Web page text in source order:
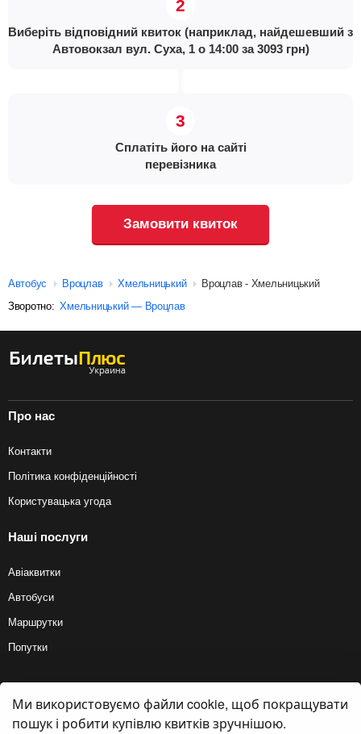
Виберіть відповідний квиток (наприклад, найдешевший з
Автовокзал вул. Суха, 1 о 14:00 за 3093 грн)
Сплатіть його на сайті
перевізника
Замовити квиток
Автобус Вроцлав Хмельницький
Вроцлав - Хмельницький
Зворотно: Хмельницький — Вроцлав
Про нас
Контакти
Політика конфіденційності
Користувацька угода
Наші послуги
Авіаквитки
Автобуси
Маршрутки
Попутки
© 2012 — 2026, Biletyplus, ООО «Инновэйтив Трэвел Текнолоджиз». Усі
права захищені. Купівля квитків на автобус здійснюється користувачем
самостійно на сайтах партнерів, BiletyPlus не несе відповідальності за
Ми використовуємо файли cookie, щоб покращувати
пошук і робити купівлю квитків зручнішою.